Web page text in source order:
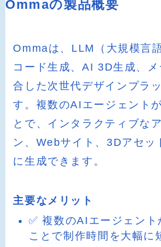
Ommaの製品概要
Ommaは、LLM（大規模言
コード生成、AI 3D生成、
合した次世代デザインプラ
す。複数のAIエージェント
とで、インタラクティブな
ン、Webサイト、3Dアセッ
に生成できます。
主要なメリット
✅ 複数のAIエージェント
ことで制作時間を大幅に